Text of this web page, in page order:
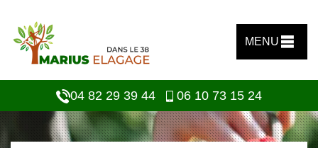
MENU
04 82 29 39 44 06 10 73 15 24